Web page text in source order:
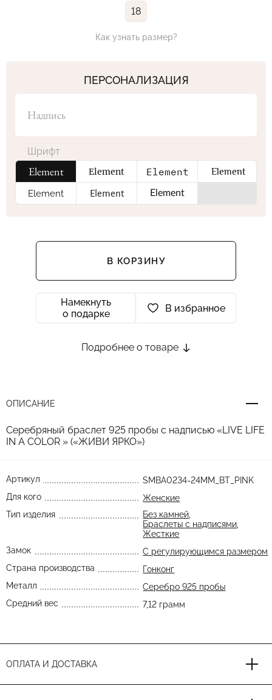
18
Как узнать размер?
ПЕРСОНАЛИЗАЦИЯ
Надпись
Шрифт
Element Element Element
Element
Element
Element Element
В КОРЗИНУ
Намекнуть
о подарке
В избранное
Подробнее о товаре
ОПИСАНИЕ
Серебряный браслет 925 пробы с надписью «LIVE LIFE
IN A COLOR » («ЖИВИ ЯРКО»)
Артикул
SMBA0234-24MM_BT_PINK
Для кого
Женские
Тип изделия
Без камней
Браслеты с надписями
Жесткие
Замок
С регулирующимся размером
Страна производства
Гонконг
Металл
Серебро 925 пробы
Средний вес
7,12 грамм
ОПЛАТА И ДОСТАВКА